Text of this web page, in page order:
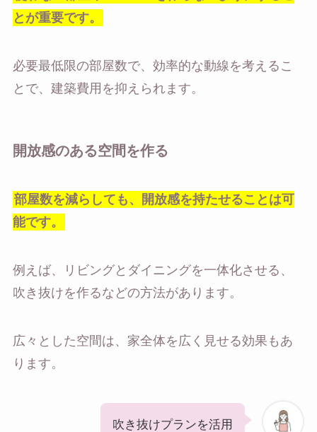
とが重要です。
必要最低限の部屋数で、効率的な動線を考えるこ
とで、建築費用を抑えられます。
開放感のある空間を作る
部屋数を減らしても、開放感を持たせることは可
能です。
例えば、リビングとダイニングを一体化させる、
吹き抜けを作るなどの方法があります。
広々とした空間は、家全体を広く見せる効果もあ
ります。
吹き抜けプランを活用